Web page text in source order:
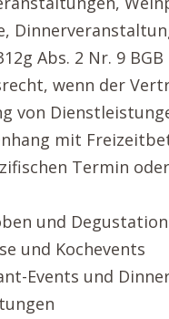
Abs. 2 Nr. 9
wenn der
von
mit
Termin
und
und Kochevents
Events und